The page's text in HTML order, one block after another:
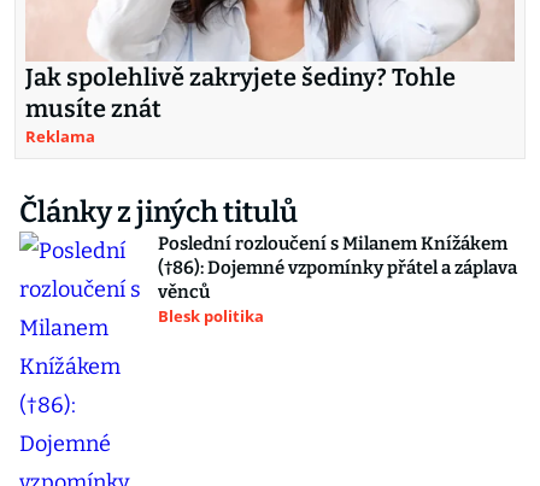
Jak spolehlivě zakryjete šediny? Tohle
musíte znát
Reklama
Články z jiných titulů
Poslední rozloučení s Milanem Knížákem
(†86): Dojemné vzpomínky přátel a záplava
věnců
Blesk politika